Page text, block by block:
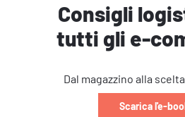
Consigli
tutti gli e-
Dal magazzino alla
Scarica l'e-